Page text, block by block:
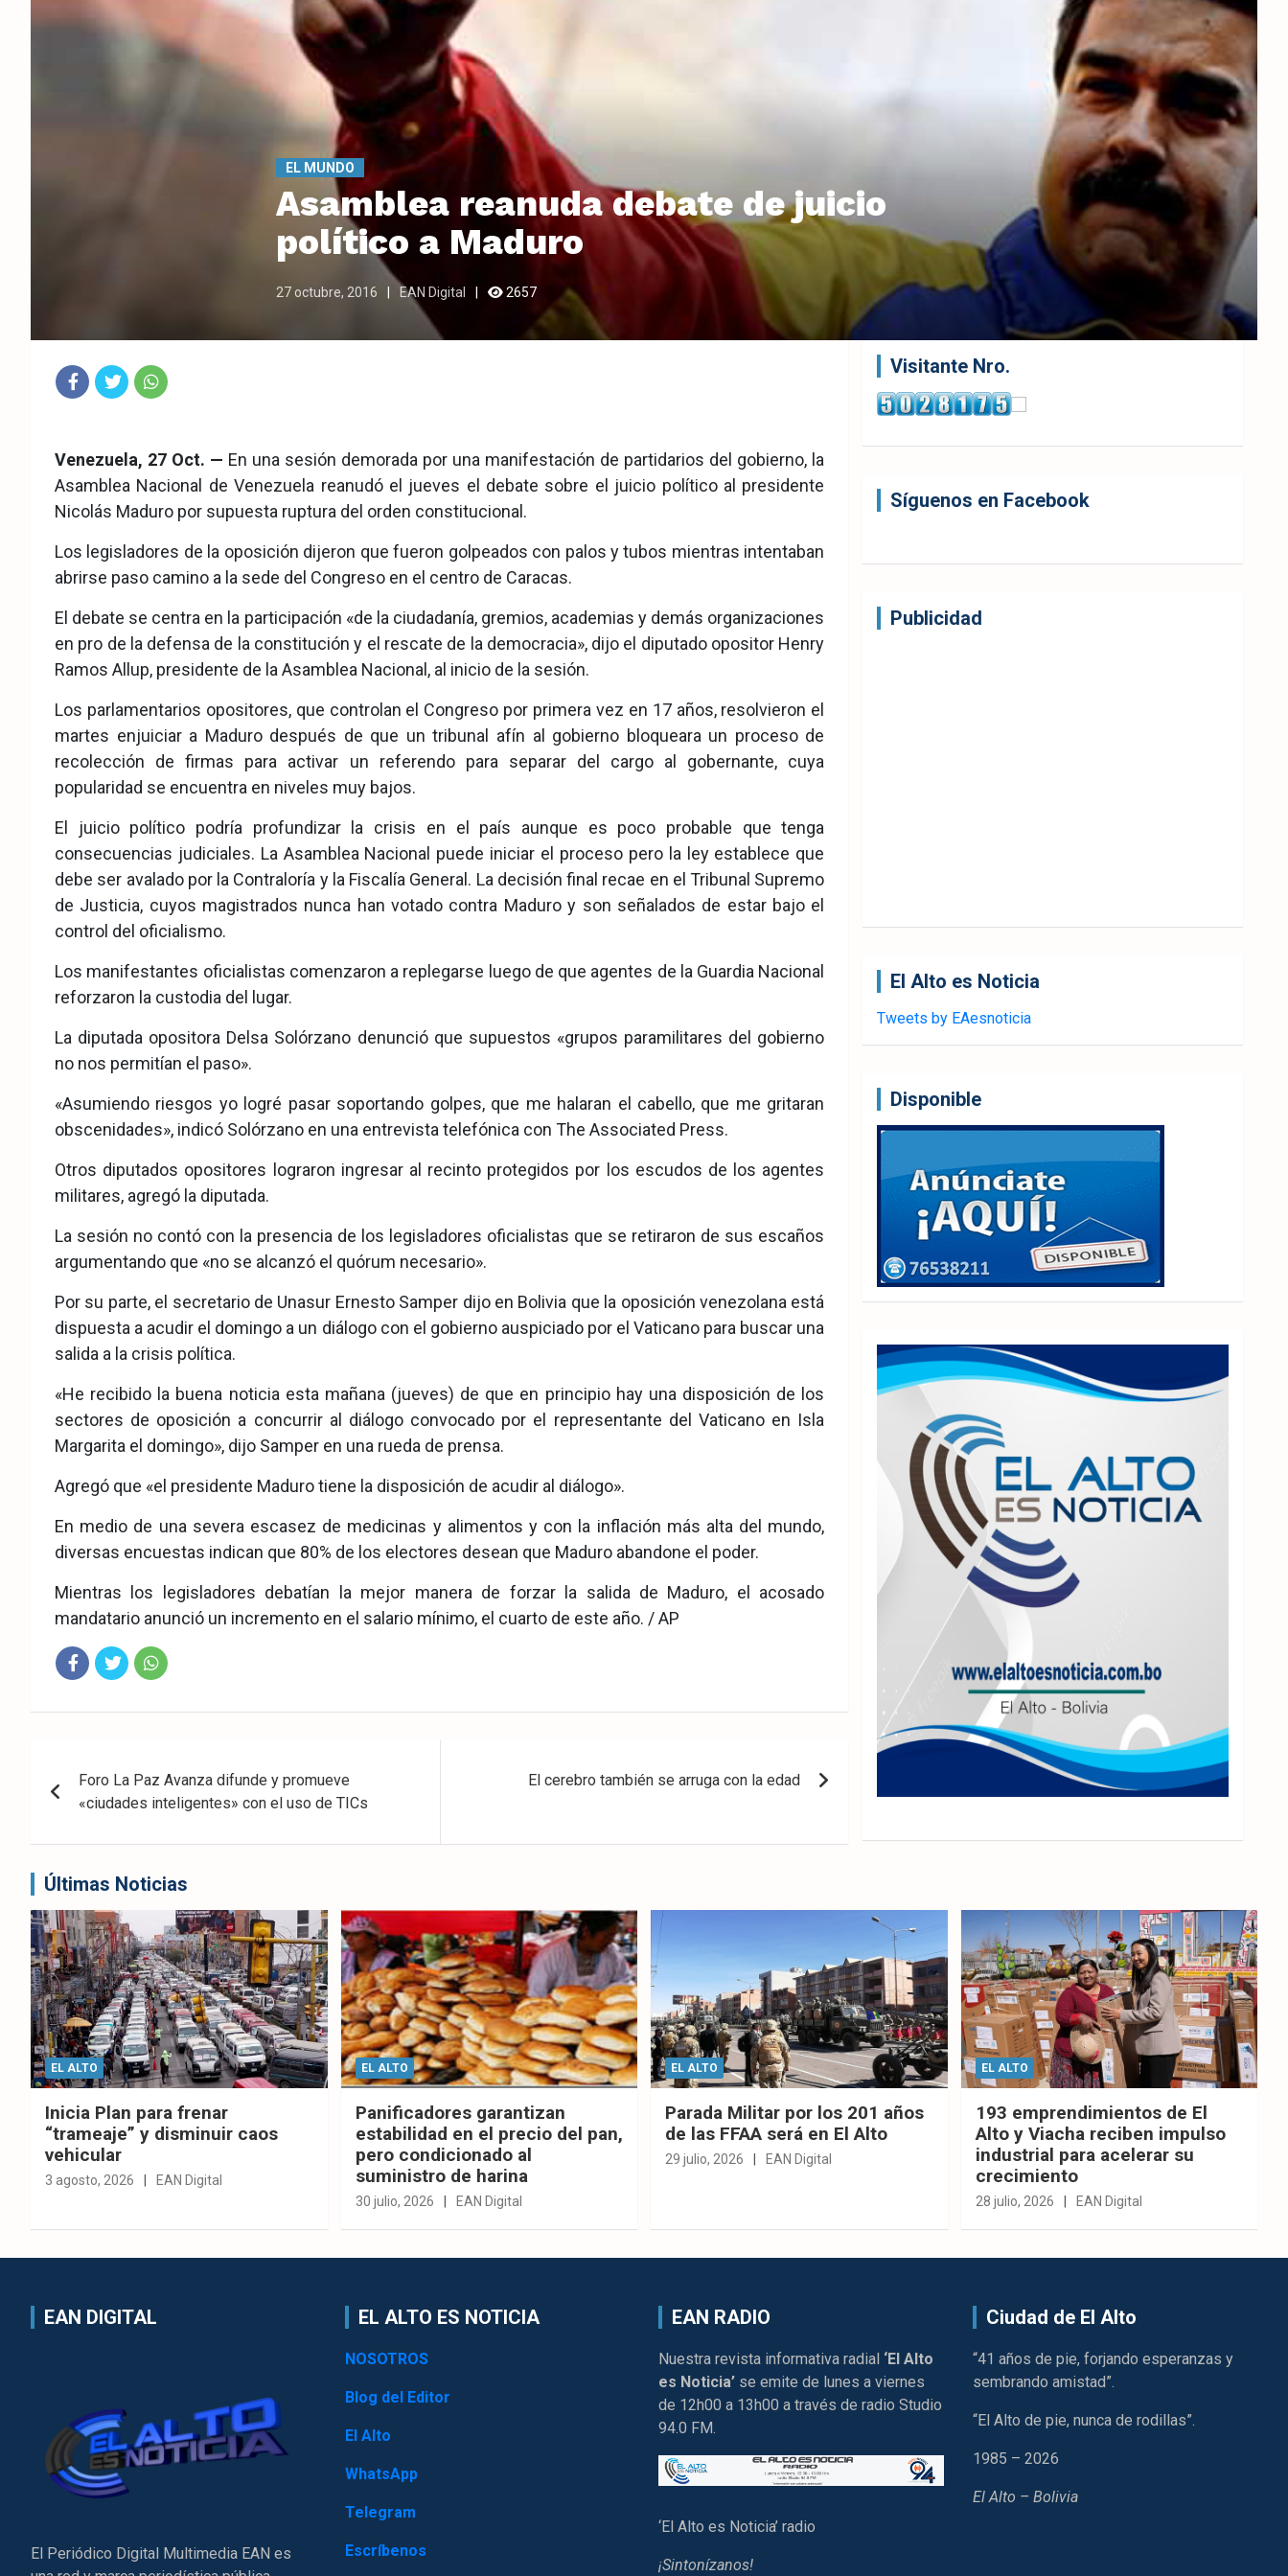
EL MUNDO
Asamblea reanuda debate de juicio
político a Maduro
27 octubre, 2016 EAN Digital 2657
eb
ook
tsA
pp
Venezuela, 27 Oct. — En una sesión demorada por una manifestación de partidarios del gobierno, la
Asamblea Nacional de Venezuela reanudó el jueves el debate sobre el juicio político al presidente
Nicolás Maduro por supuesta ruptura del orden constitucional.
Los legisladores de la oposición dijeron que fueron golpeados con palos y tubos mientras intentaban
abrirse paso camino a la sede del Congreso en el centro de Caracas.
El debate se centra en la participación «de la ciudadanía, gremios, academias y demás organizaciones
en pro de la defensa de la constitución y el rescate de la democracia», dijo el diputado opositor Henry
Ramos Allup, presidente de la Asamblea Nacional, al inicio de la sesión.
Los parlamentarios opositores, que controlan el Congreso por primera vez en 17 años, resolvieron el
martes enjuiciar a Maduro después de que un tribunal afín al gobierno bloqueara un proceso de
recolección de firmas para activar un referendo para separar del cargo al gobernante, cuya
popularidad se encuentra en niveles muy bajos.
El juicio político podría profundizar la crisis en el país aunque es poco probable que tenga
consecuencias judiciales. La Asamblea Nacional puede iniciar el proceso pero la ley establece que
debe ser avalado por la Contraloría y la Fiscalía General. La decisión final recae en el Tribunal Supremo
de Justicia, cuyos magistrados nunca han votado contra Maduro y son señalados de estar bajo el
control del oficialismo.
Los manifestantes oficialistas comenzaron a replegarse luego de que agentes de la Guardia Nacional
reforzaron la custodia del lugar.
La diputada opositora Delsa Solórzano denunció que supuestos «grupos paramilitares del gobierno
no nos permitían el paso».
«Asumiendo riesgos yo logré pasar soportando golpes, que me halaran el cabello, que me gritaran
obscenidades», indicó Solórzano en una entrevista telefónica con The Associated Press.
Otros diputados opositores lograron ingresar al recinto protegidos por los escudos de los agentes
militares, agregó la diputada.
La sesión no contó con la presencia de los legisladores oficialistas que se retiraron de sus escaños
argumentando que «no se alcanzó el quórum necesario».
Por su parte, el secretario de Unasur Ernesto Samper dijo en Bolivia que la oposición venezolana está
dispuesta a acudir el domingo a un diálogo con el gobierno auspiciado por el Vaticano para buscar una
salida a la crisis política.
«He recibido la buena noticia esta mañana (jueves) de que en principio hay una disposición de los
sectores de oposición a concurrir al diálogo convocado por el representante del Vaticano en Isla
Margarita el domingo», dijo Samper en una rueda de prensa.
Agregó que «el presidente Maduro tiene la disposición de acudir al diálogo».
En medio de una severa escasez de medicinas y alimentos y con la inflación más alta del mundo,
diversas encuestas indican que 80% de los electores desean que Maduro abandone el poder.
Mientras los legisladores debatían la mejor manera de forzar la salida de Maduro, el acosado
mandatario anunció un incremento en el salario mínimo, el cuarto de este año. / AP
de
Foro La Paz Avanza difunde y promueve
«ciudades inteligentes» con el uso de TICs
El cerebro también se arruga con la edad
Visitante Nro.
Síguenos en Facebook
Publicidad
El Alto es Noticia
Tweets by EAesnoticia
Disponible
Últimas Noticias
EL ALTO
Inicia Plan para frenar
“trameaje” y disminuir caos
vehicular
3 agosto, 2026 EAN Digital
EL ALTO
Panificadores garantizan
estabilidad en el precio del pan,
pero condicionado al
suministro de harina
30 julio, 2026 EAN Digital
EL ALTO
Parada Militar por los 201 años
de las FFAA será en El Alto
29 julio, 2026 EAN Digital
EL ALTO
193 emprendimientos de El
Alto y Viacha reciben impulso
industrial para acelerar su
crecimiento
28 julio, 2026 EAN Digital
EAN DIGITAL
El Periódico Digital Multimedia EAN es
EL ALTO ES NOTICIA
NOSOTROS
Blog del Editor
El Alto
WhatsApp
Telegram
Escríbenos
EAN RADIO
Nuestra revista informativa radial ‘El Alto
es Noticia’ se emite de lunes a viernes
de 12h00 a 13h00 a través de radio Studio
94.0 FM.
‘El Alto es Noticia’ radio
¡Sintonízanos!
Ciudad de El Alto
“41 años de pie, forjando esperanzas y
sembrando amistad”.
“El Alto de pie, nunca de rodillas”.
1985 – 2026
El Alto – Bolivia